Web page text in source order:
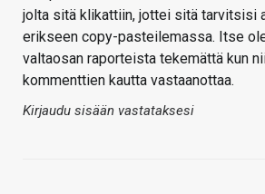
jolta sitä klikattiin, jottei sitä tarvitsisi
erikseen copy-pasteilemassa. Itse
valtaosan raporteista tekemättä kun
kommenttien kautta vastaanottaa.
Kirjaudu sisään vastataksesi